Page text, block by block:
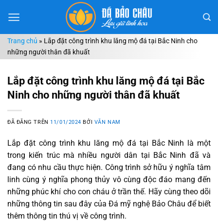
đến
dungTrang chủ » Lắp đặt công trình khu lăng mộ đá tại Bắc Ninh cho
những người thân đã khuất
Lắp đặt công trình khu lăng mộ đá tại Bắc
Ninh cho những người thân đã khuất
ĐÃ ĐĂNG TRÊN 11/01/2024 BỞI VĂN NAM
Lắp đặt công trình khu lăng mộ đá tại Bắc Ninh là một
trong kiến trúc mà nhiều người dân tại Bắc Ninh đã và
đang có nhu cầu thực hiện. Công trình sở hữu ý nghĩa tâm
linh cùng ý nghĩa phong thủy vô cùng độc đáo mang đến
những phúc khí cho con cháu ở trần thế. Hãy cùng theo dõi
những thông tin sau đây của Đá mỹ nghệ Bảo Châu để biết
thêm thông tin thú vị về công trình.